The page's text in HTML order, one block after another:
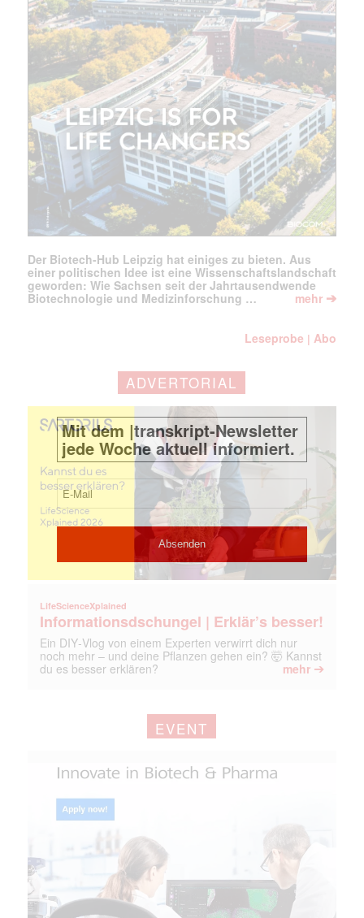
Der Biotech-Hub Leipzig hat einiges zu bieten. Aus
einer politischen Idee ist eine Wissenschaftslandschaft
geworden: Wie Sachsen seit der Jahrtausendwende
Biotechnologie und Medizinforschung …
mehr ➔
Leseprobe | Abo
ADVERTORIAL
LifeScienceXplained
Informationsdschungel | Erklär’s besser!
Ein DIY‑Vlog von einem Experten verwirrt dich nur
noch mehr – und deine Pflanzen gehen ein? 🤯 Kannst
du es besser erklären?
mehr ➔
EVENT